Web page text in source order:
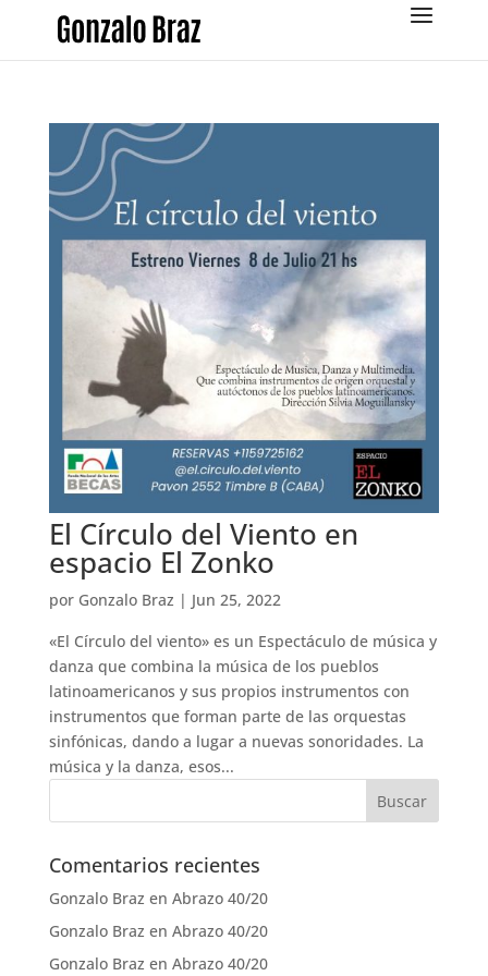
El Círculo del Viento en
espacio El Zonko
por Gonzalo Braz | Jun 25, 2022
«El Círculo del viento» es un Espectáculo de música y
danza que combina la música de los pueblos
latinoamericanos y sus propios instrumentos con
instrumentos que forman parte de las orquestas
sinfónicas, dando a lugar a nuevas sonoridades. La
música y la danza, esos...
Comentarios recientes
Gonzalo Braz en Abrazo 40/20
Gonzalo Braz en Abrazo 40/20
Gonzalo Braz en Abrazo 40/20